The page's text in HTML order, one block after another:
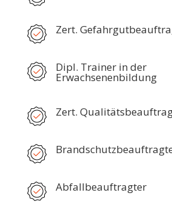
Zert.
Dipl. Trainer in der
Erwachsenenbildung
Zert.
Abfallbeauftragter